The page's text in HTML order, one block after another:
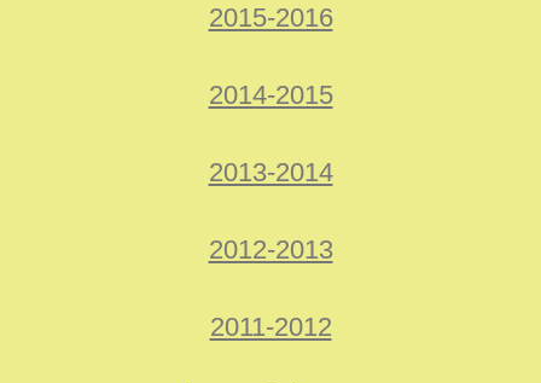
2015-2016
2014-2015
2013-2014
2012-2013
2011-2012